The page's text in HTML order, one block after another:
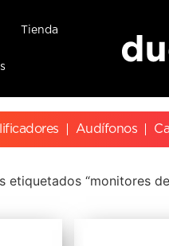
Tienda
Audífonos
etiquetados “monitores